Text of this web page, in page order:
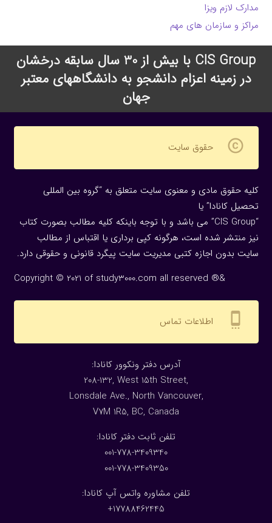
مدارک لازم ویزا
مراکز و سازمان های مهم
CIS Group با بیش از 30 سال سابقه درخشان
در زمینه اعزام دانشجو به دانشگاههای معتبر
جهان
copyright حقوق سایت
کلیه حقوق مادی و معنوی سایت متعلق به “گروه بین المللی
تحصیل کانادا” یا
“CIS Group” می باشد و با توجه باینکه کلیه مطالب بصورت کتاب
نیز منتشر شده است، هرگونه كپی برداری یا اقتباس از مطالب
سایت بدون اجازه كتبی مدیریت سایت پیگرد قانونی و حقوقی دارد.
Copyright © 2021 of study3000.com all reserved ®&
settings_cell اطلاعات تماس
:آدرس دفتر ونکوور کانادا
208-132, West 15th Street,
Lonsdale Ave., North Vancouver,
V7M 1R5, BC, Canada
:تلفن ثابت دفتر کانادا
001-778-3409340
001-778-3409350
تلفن مشاوره واتس آپ کانادا:
17788462445+